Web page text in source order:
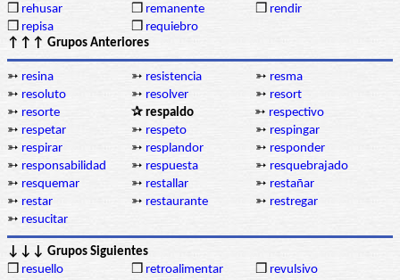
❒ rehusar ❒ remanente ❒ rendir
❒ repisa ❒ requiebro
↑↑↑ Grupos Anteriores
➳ resina ➳ resistencia ➳ resma
➳ resoluto ➳ resolver ➳ resort
➳ resorte ✰ respaldo ➳ respectivo
➳ respetar ➳ respeto ➳ respingar
➳ respirar ➳ resplandor ➳ responder
➳ responsabilidad ➳ respuesta ➳ resquebrajado
➳ resquemar ➳ restallar ➳ restañar
➳ restar ➳ restaurante ➳ restregar
➳ resucitar
↓↓↓ Grupos Siguientes
❒ resuello ❒ retroalimentar ❒ revulsivo